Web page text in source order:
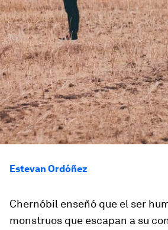
Estevan Ordóñez
Chernóbil enseñó que el ser
monstruos que escapan a su